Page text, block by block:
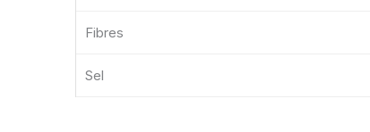
Fibres
Sel